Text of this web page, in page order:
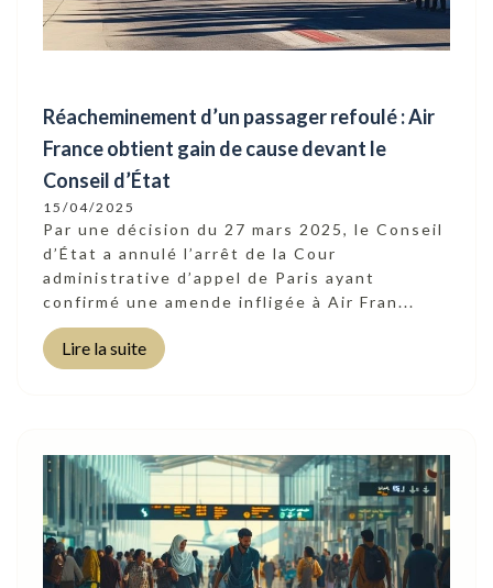
Réacheminement d’un passager refoulé : Air
France obtient gain de cause devant le
Conseil d’État
15/04/2025
Par une décision du 27 mars 2025, le Conseil
d’État a annulé l’arrêt de la Cour
administrative d’appel de Paris ayant
confirmé une amende infligée à Air Fran...
Lire la suite